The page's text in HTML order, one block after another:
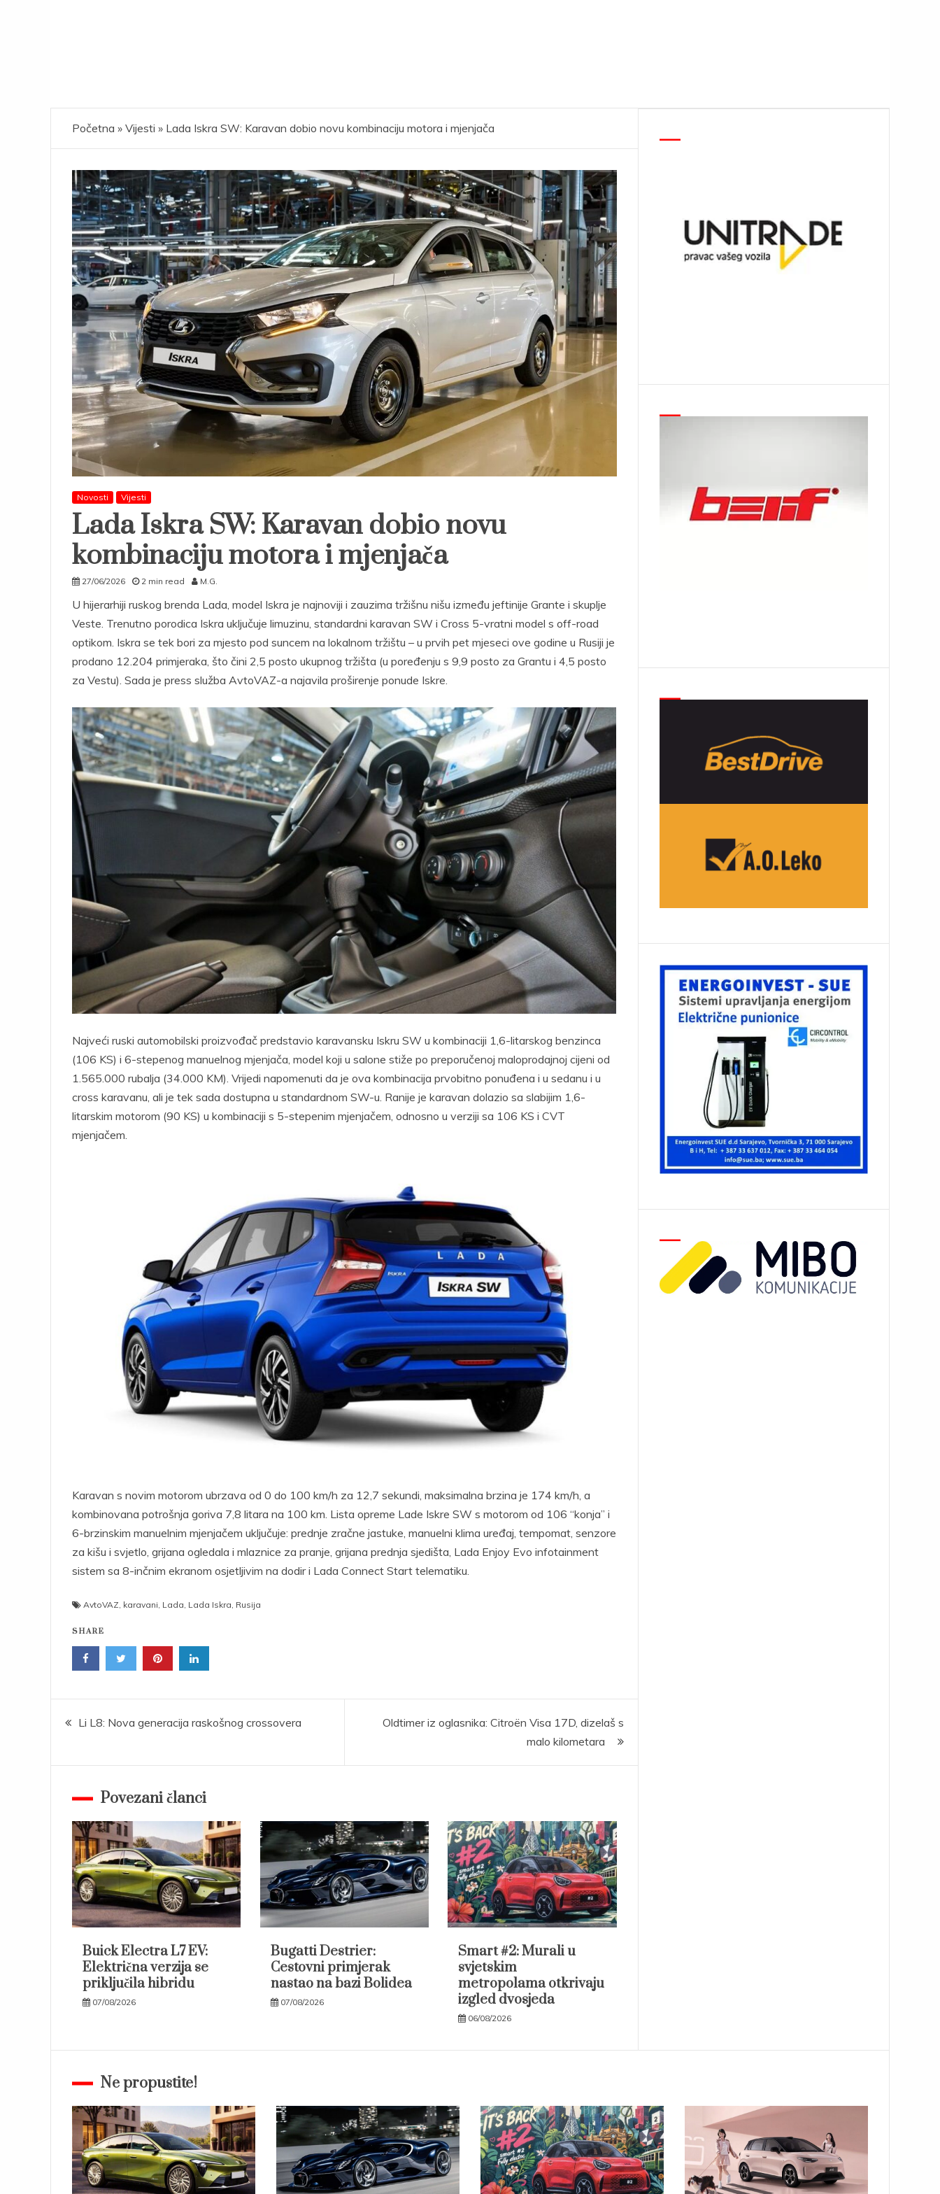
Početna » Vijesti » Lada Iskra SW: Karavan dobio novu kombinaciju motora i mjenjača
Novosti Vijesti
Lada Iskra SW: Karavan dobio novu
kombinaciju motora i mjenjača
27/06/2026 2 min read M.G.
U hijerarhiji ruskog brenda Lada, model Iskra je najnoviji i zauzima tržišnu nišu između jeftinije Grante i skuplje
Veste. Trenutno porodica Iskra uključuje limuzinu, standardni karavan SW i Cross 5-vratni model s off-road
optikom. Iskra se tek bori za mjesto pod suncem na lokalnom tržištu – u prvih pet mjeseci ove godine u Rusiji je
prodano 12.204 primjeraka, što čini 2,5 posto ukupnog tržišta (u poređenju s 9,9 posto za Grantu i 4,5 posto
za Vestu). Sada je press služba AvtoVAZ-a najavila proširenje ponude Iskre.
Najveći ruski automobilski proizvođač predstavio karavansku Iskru SW u kombinaciji 1,6-litarskog benzinca
(106 KS) i 6-stepenog manuelnog mjenjača, model koji u salone stiže po preporučenoj maloprodajnoj cijeni od
1.565.000 rubalja (34.000 KM). Vrijedi napomenuti da je ova kombinacija prvobitno ponuđena i u sedanu i u
cross karavanu, ali je tek sada dostupna u standardnom SW-u. Ranije je karavan dolazio sa slabijim 1,6-
litarskim motorom (90 KS) u kombinaciji s 5-stepenim mjenjačem, odnosno u verziji sa 106 KS i CVT
mjenjačem.
Karavan s novim motorom ubrzava od 0 do 100 km/h za 12,7 sekundi, maksimalna brzina je 174 km/h, a
kombinovana potrošnja goriva 7,8 litara na 100 km. Lista opreme Lade Iskre SW s motorom od 106 “konja” i
6-brzinskim manuelnim mjenjačem uključuje: prednje zračne jastuke, manuelni klima uređaj, tempomat, senzore
za kišu i svjetlo, grijana ogledala i mlaznice za pranje, grijana prednja sjedišta, Lada Enjoy Evo infotainment
sistem sa 8-inčnim ekranom osjetljivim na dodir i Lada Connect Start telematiku.
AvtoVAZ karavani Lada Lada Iskra Rusija
SHARE
Post
Li L8: Nova generacija raskošnog crossovera
Oldtimer iz oglasnika: Citroën Visa 17D, dizelaš s
malo kilometara
Povezani članci
Buick Electra L7 EV:
Električna verzija se
priključila hibridu
07/08/2026
Bugatti Destrier:
Cestovni primjerak
nastao na bazi Bolidea
07/08/2026
Smart #2: Murali u
svjetskim
metropolama otkrivaju
izgled dvosjeda
06/08/2026
Ne propustite!